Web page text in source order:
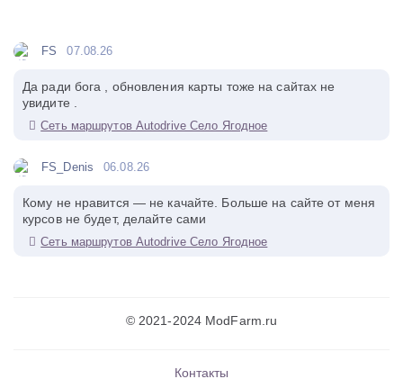
FS 07.08.26
Да ради бога , обновления карты тоже на сайтах не
увидите .
Сеть маршрутов Autodrive Село Ягодное
FS_Denis 06.08.26
Кому не нравится — не качайте. Больше на сайте от меня
курсов не будет, делайте сами
Сеть маршрутов Autodrive Село Ягодное
© 2021-2024 ModFarm.ru
Контакты